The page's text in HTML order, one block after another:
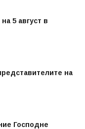
5 август в
на
Господне